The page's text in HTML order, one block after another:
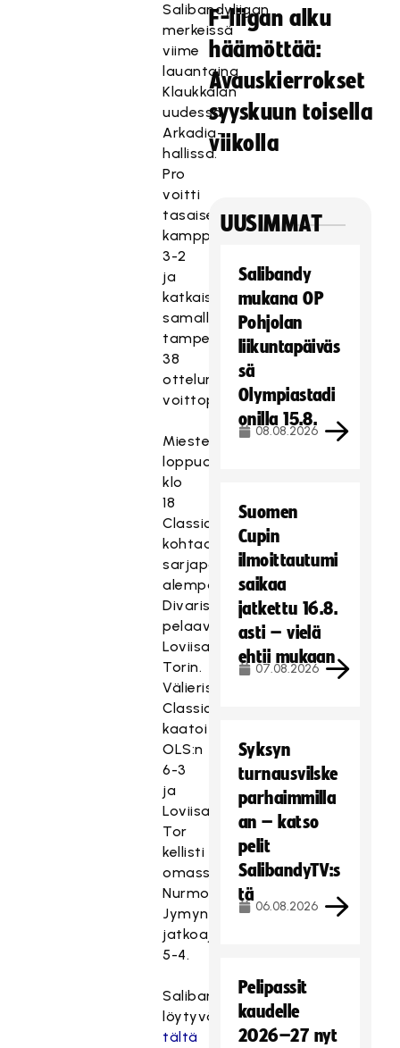
Salibandyliigan
merkeissä
viime
lauantaina
Klaukkalan
uudessa
Arkadia-
hallissa.
Pro
voitti
tasaisen
kamppailun
3-2
ja
katkaisi
samalla
tamperelaisten
38
ottelun
voittoputken.
Miesten
loppuottelussa
klo
18
Classic
kohtaa
sarjaporrasta
alempana
Divarissa
pelaavan
Loviisan
Torin.
Välierissä
Classic
kaatoi
OLS:n
6-3
ja
Loviisan
Tor
kellisti
omassaan
Nurmon
Jymyn
jatkoajalla
5-4.
Salibandylähetykset
löytyvät
tältä
F-liigan alku
häämöttää:
Avauskierrokset
syyskuun toisella
viikolla
UUSIMMAT
Salibandy
mukana OP
Pohjolan
liikuntapäiväs
sä
Olympiastadi
onilla 15.8.
08.08.2026
Suomen
Cupin
ilmoittautumi
saikaa
jatkettu 16.8.
asti – vielä
ehtii mukaan
07.08.2026
Syksyn
turnausvilske
parhaimmilla
an – katso
pelit
SalibandyTV:s
tä
06.08.2026
Pelipassit
kaudelle
2026–27 nyt